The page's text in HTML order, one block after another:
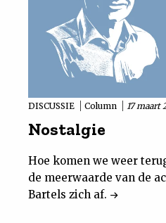
DISCUSSIE Column 17 maart
Nostalgie
Hoe komen we weer
de meerwaarde van de
Bartels zich af.